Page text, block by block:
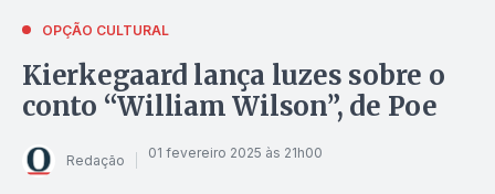
OPÇÃO CULTURAL
Kierkegaard lança luzes sobre o
conto “William Wilson”, de Poe
Redação 01 fevereiro 2025 às 21h00